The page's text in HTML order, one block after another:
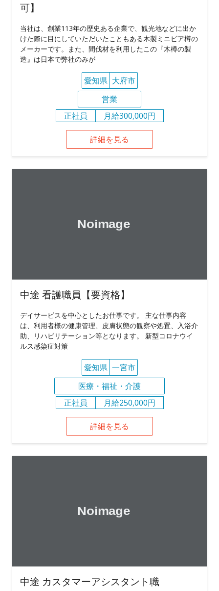
可】
当社は、創業113年の歴史ある企業で、観光地などに出か
けた際に目にしていただいたこともある木製ミニビア樽の
メーカーです。また、間伐材を利用したこの『木樽の製
造』は日本で弊社のみが
愛知県 大府市
営業
正社員
月給300,000円
詳細を見る
中途 看護職員【要資格】
デイサービスを中心としたお仕事です。 主な仕事内容
は、利用者様の健康管理、皮膚状態の観察や処置、入浴介
助、リハビリテーション等となります。 新型コロナウイ
ルス感染症対策
愛知県 一宮市
医療・福祉・介護
正社員
月給250,000円
詳細を見る
中途 カスタマーアシスタント職